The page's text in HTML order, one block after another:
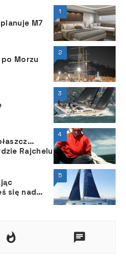
1
M7
2
Morzu
3
4
Rajchelu
5
się nad